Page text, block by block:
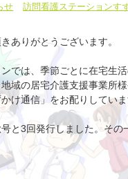
せ 訪問看護ステーションす
ありがとうございます。
では、季節ごとに在宅生
域の居宅介護支援事業所
け通信」をお配りしていま
と3回発行しました。その